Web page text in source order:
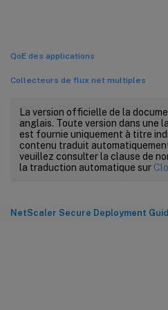
QoE des applications
Collecteurs de flux net multiples
La version officielle de la
anglais. Toute version dans une
est fournie uniquement à titre
contenu traduit
veuillez consulter la clause de
la traduction automatique sur
NetScaler Secure Deployment